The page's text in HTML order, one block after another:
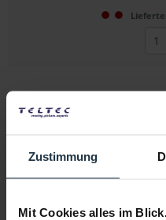
Zustimmung
Mit Cookies alles im